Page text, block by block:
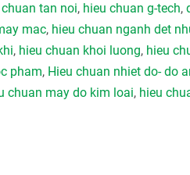
tan noi, hieu chuan g-tech,
mac, hieu chuan nganh det
, hieu chuan khoi luong, hieu
pham, Hieu chuan nhiet do- do
chuan may do kim loai, hieu